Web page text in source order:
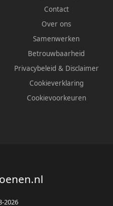
Contact
Over ons
Samenwerken
Betrouwbaarheid
Privacybeleid & Disclaimer
Cookieverklaring
Cookievoorkeuren
2026